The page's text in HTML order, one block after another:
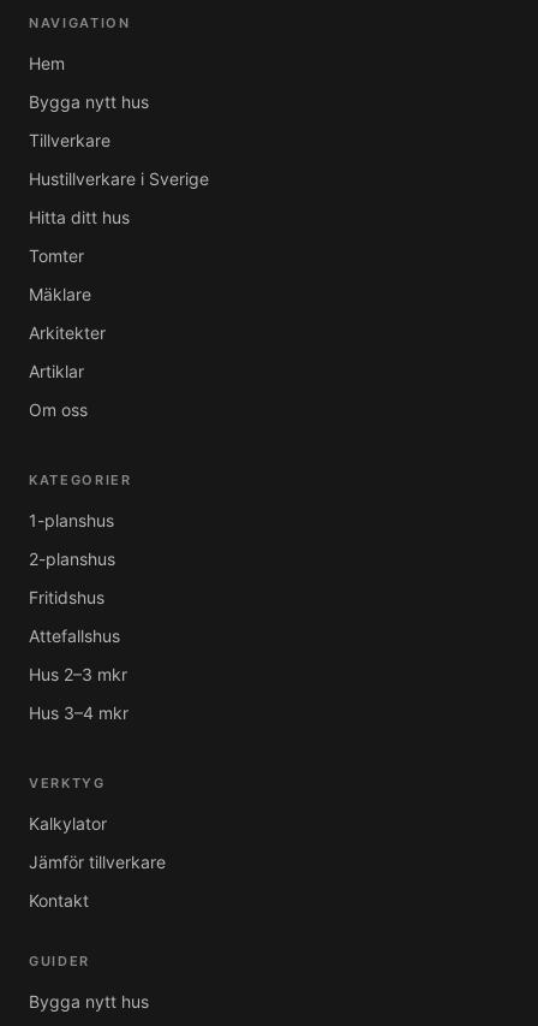
NAVIGATION
Hem
Bygga nytt hus
Tillverkare
Hustillverkare i Sverige
Hitta ditt hus
Tomter
Mäklare
Arkitekter
Artiklar
Om oss
KATEGORIER
1-planshus
2-planshus
Fritidshus
Attefallshus
Hus 2–3 mkr
Hus 3–4 mkr
VERKTYG
Kalkylator
Jämför tillverkare
Kontakt
GUIDER
Bygga nytt hus